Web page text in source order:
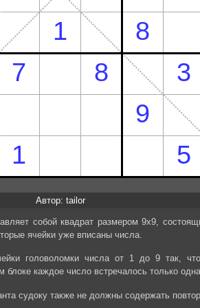
Автор: tailor
собой квадрат размером 9х9,
ячейки уже вписаны числа.
головоломки числа от 1 до 9 так,
блоке каждое число встречалось только
судоку также не должны содержать